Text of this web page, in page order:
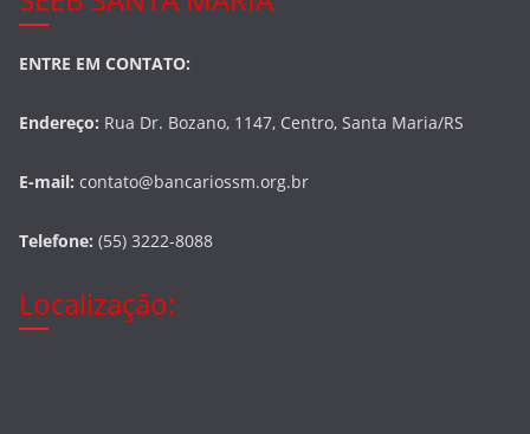
ENTRE EM CONTATO:
Endereço: Rua Dr. Bozano, 1147, Centro, Santa Maria/RS
E-mail: contato@bancariossm.org.br
Telefone: (55) 3222-8088
Localização: